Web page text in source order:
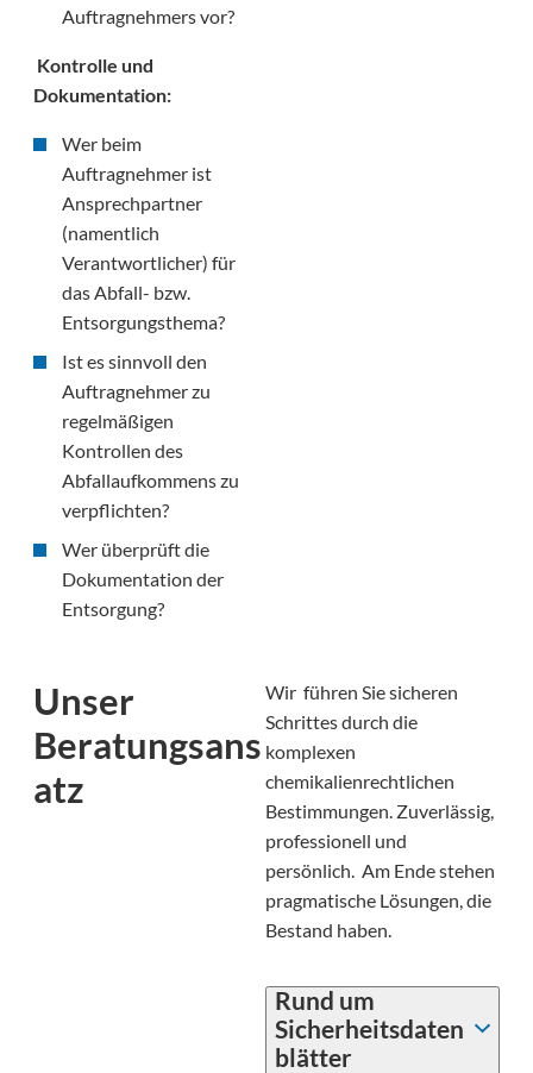
Auftragnehmers vor?
Kontrolle und
Dokumentation:
Wer beim
Auftragnehmer ist
Ansprechpartner
(namentlich
Verantwortlicher) für
das Abfall- bzw.
Entsorgungsthema?
Ist es sinnvoll den
Auftragnehmer zu
regelmäßigen
Kontrollen des
Abfallaufkommens zu
verpflichten?
Wer überprüft die
Dokumentation der
Entsorgung?
Unser
Beratungsans
atz
Wir führen Sie sicheren
Schrittes durch die
komplexen
chemikalienrechtlichen
Bestimmungen. Zuverlässig,
professionell und
persönlich. Am Ende stehen
pragmatische Lösungen, die
Bestand haben.
Rund um
Sicherheitsdaten
blätter